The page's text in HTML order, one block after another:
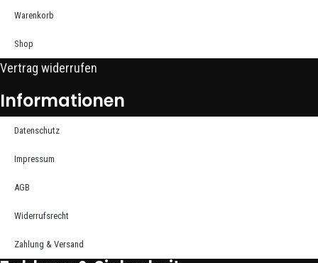
Warenkorb
Shop
Vertrag widerrufen
Informationen
Datenschutz
Impressum
AGB
Widerrufsrecht
Zahlung & Versand